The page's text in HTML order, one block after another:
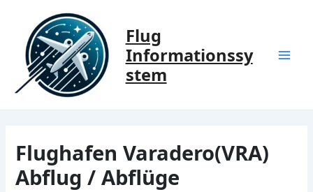
springen
Flug
Informationssy
stem
Flughafen Varadero(VRA)
Abflug / Abflüge